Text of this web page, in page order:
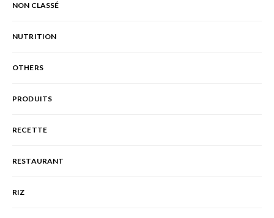
NON CLASSÉ
NUTRITION
OTHERS
PRODUITS
RECETTE
RESTAURANT
RIZ